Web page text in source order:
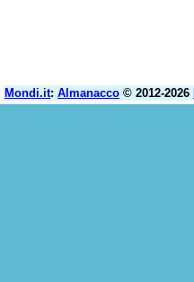
Mondi.it: Almanacco © 2012-2026